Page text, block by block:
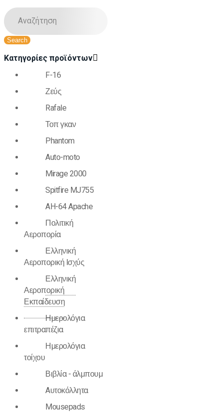
Κατηγορίες προϊόντων
F-16
Ζεύς
Rafale
Τοπ γκαν
Phantom
Auto-moto
Mirage 2000
Spitfire MJ755
AH-64 Apache
Πολιτική
Αεροπορία
Ελληνική
Αεροπορική Ισχύς
Ελληνική
Αεροπορική
Εκπαίδευση
Ημερολόγια
επιτραπέζια
Ημερολόγια
τοίχου
Βιβλία - άλμπουμ
Aυτοκόλλητα
Mousepads